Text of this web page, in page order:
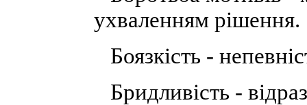
ухваленням рішення.
Боязкість -
Бридливість -